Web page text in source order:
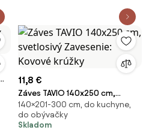
11,8 €
Záves TAVIO 140x250 cm,
svetlosivý Zavesenie: Kovové
krúžky
140×201-300 cm, do kuchyne,
do obývačky
Skladom